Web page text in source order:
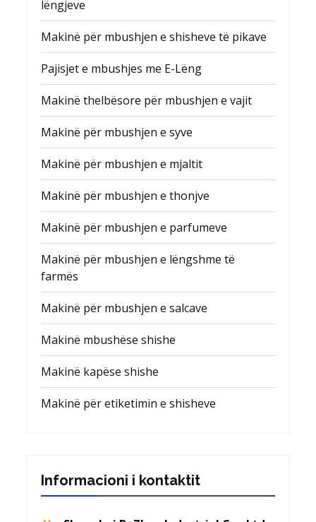
lëngjeve
Makinë për mbushjen e shisheve të pikave
Pajisjet e mbushjes me E-Lëng
Makinë thelbësore për mbushjen e vajit
Makinë për mbushjen e syve
Makinë për mbushjen e mjaltit
Makinë për mbushjen e thonjve
Makinë për mbushjen e parfumeve
Makinë për mbushjen e lëngshme të
farmës
Makinë për mbushjen e salcave
Makinë mbushëse shishe
Makinë kapëse shishe
Makinë për etiketimin e shisheve
Informacioni i kontaktit